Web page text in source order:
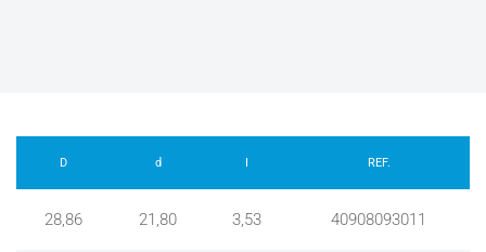
D d I REF.
28,86 21,80 3,53 40908093011